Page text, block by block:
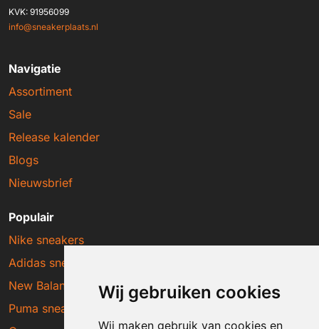
Wij gebruiken cookies
Wij maken gebruik van cookies en
KVK: 91956099
info@sneakerplaats.nl
Navigatie
Assortiment
Sale
Release kalender
Blogs
Nieuwsbrief
Populair
Nike sneakers
Adidas sneakers
New Balance sneakers
Puma sneakers